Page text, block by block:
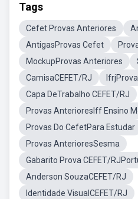
Tags
Cefet Provas Anteriores
AntigasProvas Cefet
MockupProvas Anteriores
CamisaCEFET/RJ
Capa DeTrabalho CEFET/RJ
Provas AnterioresIff Ensino
Provas Do CefetPara Estudar
Provas AnterioresSesma
Gabarito Prova CEFET/
Anderson SouzaCEFET/RJ
Identidade VisualCEFET/RJ